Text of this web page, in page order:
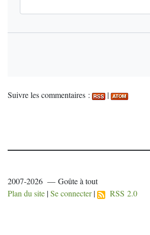
Suivre les commentaires : |
2007-2026 — Goûte à tout
Plan du site |Se connecter| RSS 2.0